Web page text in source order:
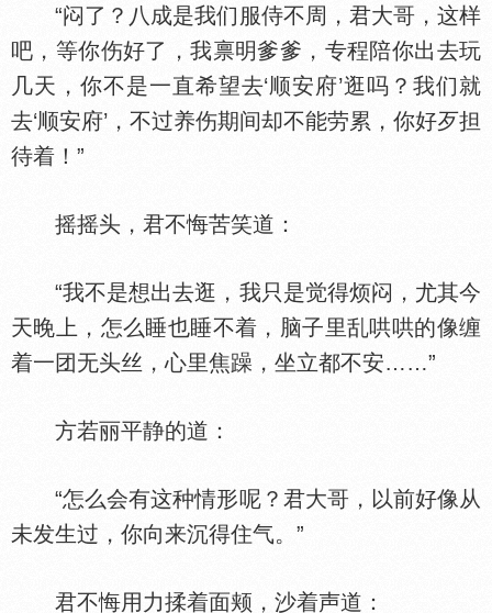
“闷了？八成是我们服侍不周，君大哥，这样
吧，等你伤好了，我禀明爹爹，专程陪你出去玩
几天，你不是一直希望去‘顺安府’逛吗？我们就
去‘顺安府’，不过养伤期间却不能劳累，你好歹担
待着！”
摇摇头，君不悔苦笑道：
“我不是想出去逛，我只是觉得烦闷，尤其今
天晚上，怎么睡也睡不着，脑子里乱哄哄的像缠
着一团无头丝，心里焦躁，坐立都不安……”
方若丽平静的道：
“怎么会有这种情形呢？君大哥，以前好像从
未发生过，你向来沉得住气。”
君不悔用力揉着面颊，沙着声道：